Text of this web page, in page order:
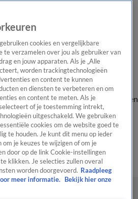
Uitzendingen Onze gezichten
In de
Uitzending
vragenKijkersvraag insturen
De OranjezomerShopUitzending
cookies en vergelijkbare
te verzamelen over jou als gebruiker van
en jouw apparaten. Als je „Alle
worden trackingtechnologieën
en content te kunnen
en diensten te verbeteren en om
en content te meten. Als je
of je toestemming intrekt,
uitgeschakeld. We gebruiken
cookies om de website goed te
te houden. Je kunt dit menu op ieder
om je keuzes te wijzigen of om je
door op de link Cookie-instellingen
klikken. Je selecties zullen overal
worden doorgevoerd. Raadpleeg
meer informatie.
Bekijk hier onze